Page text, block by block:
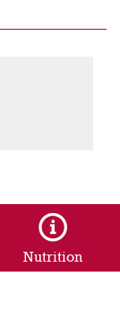
Nutrition